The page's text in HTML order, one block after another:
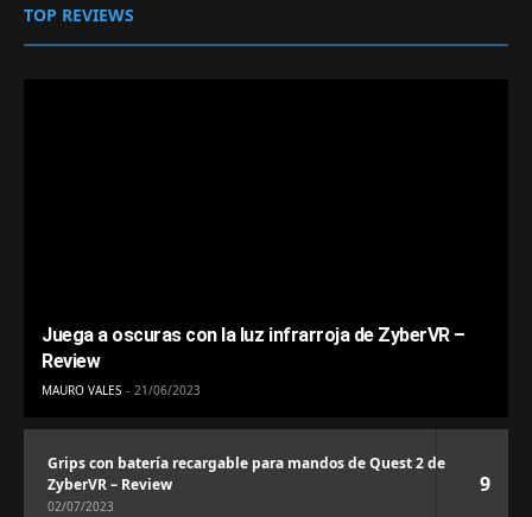
TOP REVIEWS
Juega a oscuras con la luz infrarroja de ZyberVR –
Review
MAURO VALES 21/06/2023
Grips con batería recargable para mandos de Quest 2 de
ZyberVR – Review
02/07/2023
9